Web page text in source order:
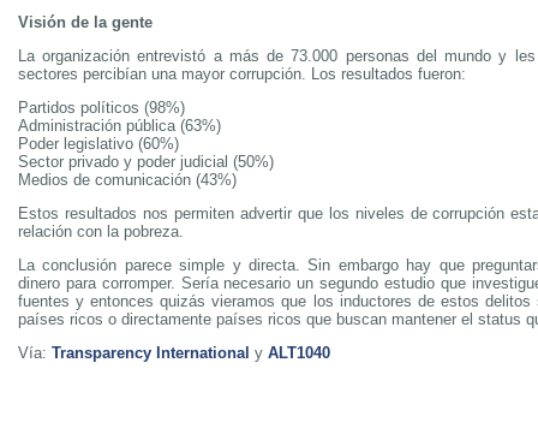
Visión de la gente
La organización entrevistó a más de 73.000 personas del mundo y
sectores percibían una mayor corrupción. Los resultados fueron:
Partidos políticos (98%)
Administración pública (63%)
Poder legislativo (60%)
Sector privado y poder judicial (50%)
Medios de comunicación (43%)
Estos resultados nos permiten advertir que los niveles de corrupción
relación con la pobreza.
La conclusión parece simple y directa. Sin embargo hay que
dinero para corromper. Sería necesario un segundo estudio que
fuentes y entonces quizás vieramos que los inductores de estos delitos
países ricos o directamente países ricos que buscan mantener el status
Vía: Transparency International y ALT1040